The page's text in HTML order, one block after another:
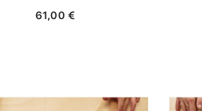
61,00 €